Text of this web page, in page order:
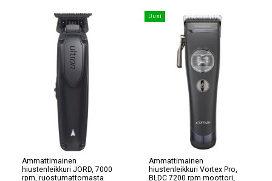
Ammattimainen
hiustenleikkuri JORD, 7000
rpm, ruostumattomasta
Uusi
Ammattimainen
hiustenleikkuri Vortex Pro,
BLDC 7200 rpm moottori,